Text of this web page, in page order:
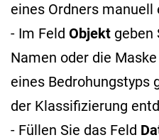
eines Ordners manuell
- Im Feld Objekt geben
Namen oder die
eines Bedrohungstyps
der Klassifizierung
- Füllen Sie das Feld